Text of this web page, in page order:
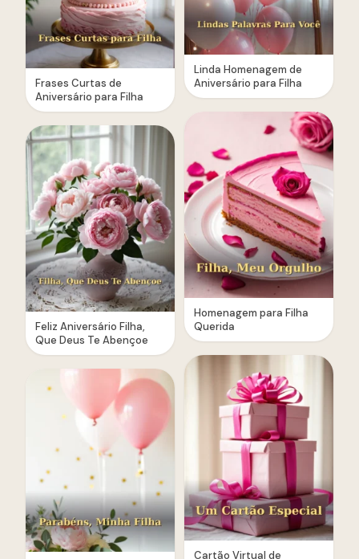
Frases Curtas de
Aniversário para Filha
Feliz Aniversário Filha,
Que Deus Te Abençoe
Linda Homenagem de
Aniversário para Filha
Homenagem para Filha
Querida
Cartão Virtual de